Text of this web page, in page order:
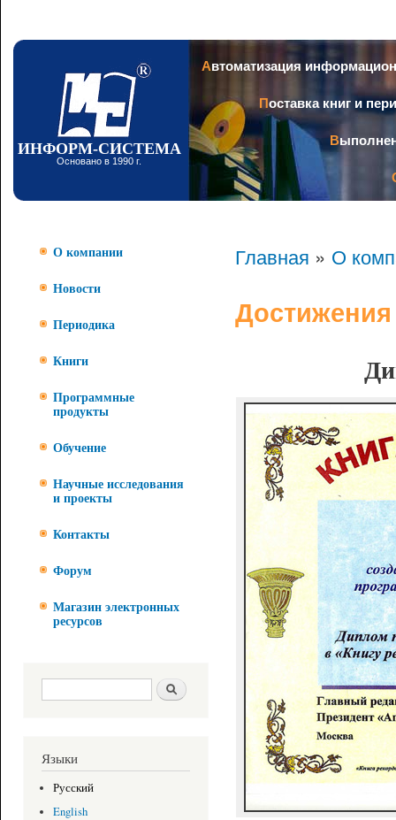
ИНФОРМ-СИСТЕМА
Основано в 1990 г.
Автоматизация
Поставка книг и
О компании
Новости
Периодика
Книги
Программные
продукты
Обучение
Научные исследования
и проекты
Контакты
Форум
Магазин электронных
ресурсов
Форма поиска Поиск
Языки
Русский
English
Главная » О
Достижения